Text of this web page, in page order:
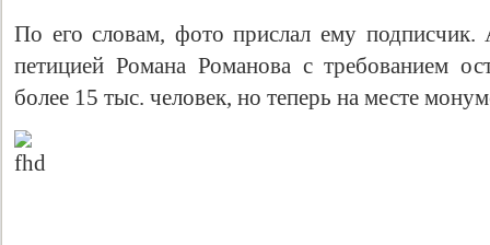
По его словам, фото прислал ему подписчик.
петицией Романа Романова с требованием
более 15 тыс. человек, но теперь на месте